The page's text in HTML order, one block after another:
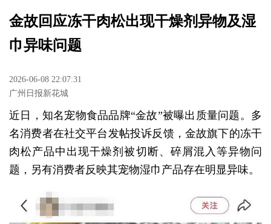
金故回应冻干肉松出现干燥剂异物及湿
巾异味问题
2026-06-08 22:07:31
广州日报新花城
近日，知名宠物食品品牌“金故”被曝出质量问题。多
名消费者在社交平台发帖投诉反馈，金故旗下的冻干
肉松产品中出现干燥剂被切断、碎屑混入等异物问
题，另有消费者反映其宠物湿巾产品存在明显异味。